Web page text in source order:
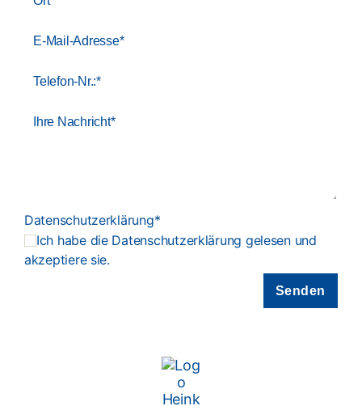
Datenschutzerklärung*
Ich habe die Datenschutzerklärung gelesen und
akzeptiere sie.